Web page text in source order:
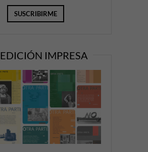
EDICIÓN IMPRESA